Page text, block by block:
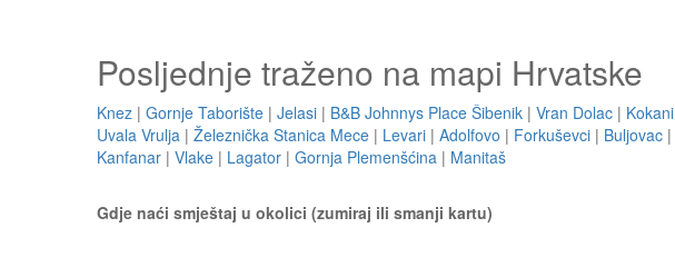
Posljednje traženo na mapi Hrvatske
Knez | Gornje Taborište | Jelasi | B&B Johnnys Place Šibenik | Vran Dolac | Kokani
Uvala Vrulja | Železnička Stanica Mece | Levari | Adolfovo | Forkuševci | Buljovac |
Kanfanar | Vlake | Lagator | Gornja Plemenšćina | Manitaš
Gdje naći smještaj u okolici (zumiraj ili smanji kartu)